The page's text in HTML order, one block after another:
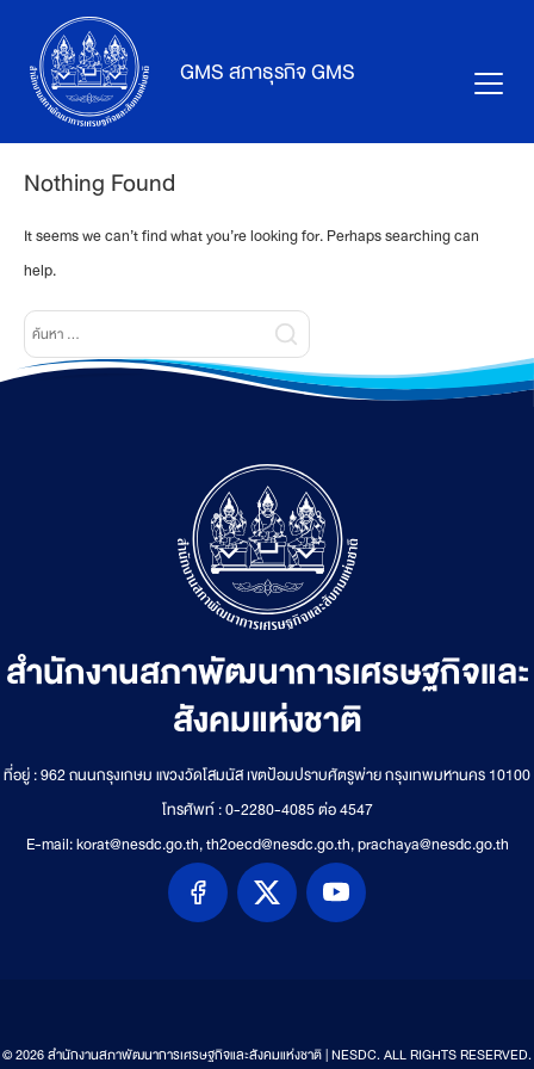
content
GMS สภาธุรกิจ GMS
Nothing Found
It seems we can’t find what you’re looking for. Perhaps searching can
help.
Search
for:
สำนักงานสภาพัฒนาการเศรษฐกิจและ
สังคมแห่งชาติ
ที่อยู่ : 962 ถนนกรุงเกษม แขวงวัดโสมนัส เขตป้อมปราบศัตรูพ่าย กรุงเทพมหานคร 10100
โทรศัพท์ : 0-2280-4085 ต่อ 4547
E-mail: korat@nesdc.go.th, th2oecd@nesdc.go.th, prachaya@nesdc.go.th
© 2026 สำนักงานสภาพัฒนาการเศรษฐกิจและสังคมแห่งชาติ | NESDC. ALL RIGHTS RESERVED.